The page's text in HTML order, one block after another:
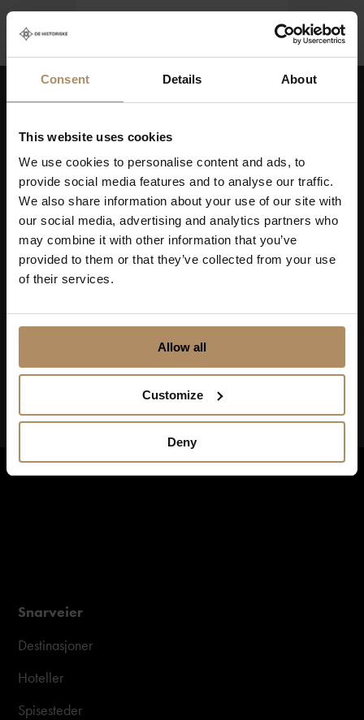
Consent Details About
This website uses cookies
We use cookies to personalise content and ads, to
provide social media features and to analyse our traffic.
We also share information about your use of our site with
our social media, advertising and analytics partners who
may combine it with other information that you’ve
provided to them or that they’ve collected from your use
of their services.
Allow all
Customize
Deny
reisetilbud som frister!
Ved påmelding godkjenner du at De Historiske lagrer
kontaktinformasjonen du gir oss, og at vi sender deg
nyhetsbrev om våre produkter og tjenester. Du kan
oppheve abonnementet når som helst. Hvis du vil ha mer
forplikter oss til å beskytte ditt personvern, kan du se våre
Snarveier
Destinasjoner
Hoteller
Spisesteder